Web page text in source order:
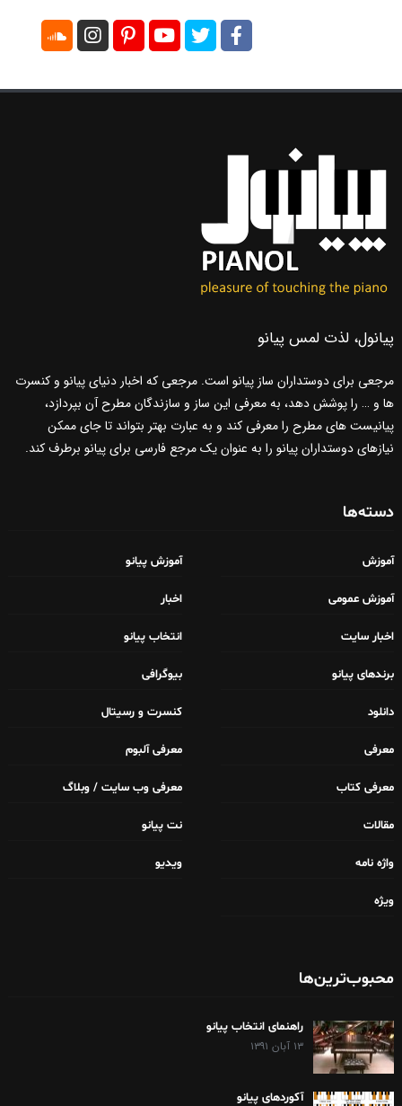
پیانول، لذت لمس پیانو
مرجعی برای دوستداران ساز پیانو است. مرجعی که اخبار دنیای پیانو و کنسرت
ها و … را پوشش دهد، به معرفی این ساز و سازندگان مطرح آن بپردازد،
پیانیست های مطرح را معرفی کند و به عبارت بهتر بتواند تا جای ممکن
نیازهای دوستداران پیانو را به عنوان یک مرجع فارسی برای پیانو برطرف کند.
دسته‌ها
آموزش آموزش پیانو
آموزش عمومی اخبار
اخبار سایت انتخاب پیانو
برندهای پیانو بیوگرافی
دانلود کنسرت و رسیتال
معرفی معرفی آلبوم
معرفی کتاب معرفی وب سایت / وبلاگ
مقالات نت پیانو
واژه نامه ویدیو
ویژه
محبوب‌ترین‌ها
راهنمای انتخاب پیانو
۱۳ آبان ۱۳۹۱
آکوردهای پیانو